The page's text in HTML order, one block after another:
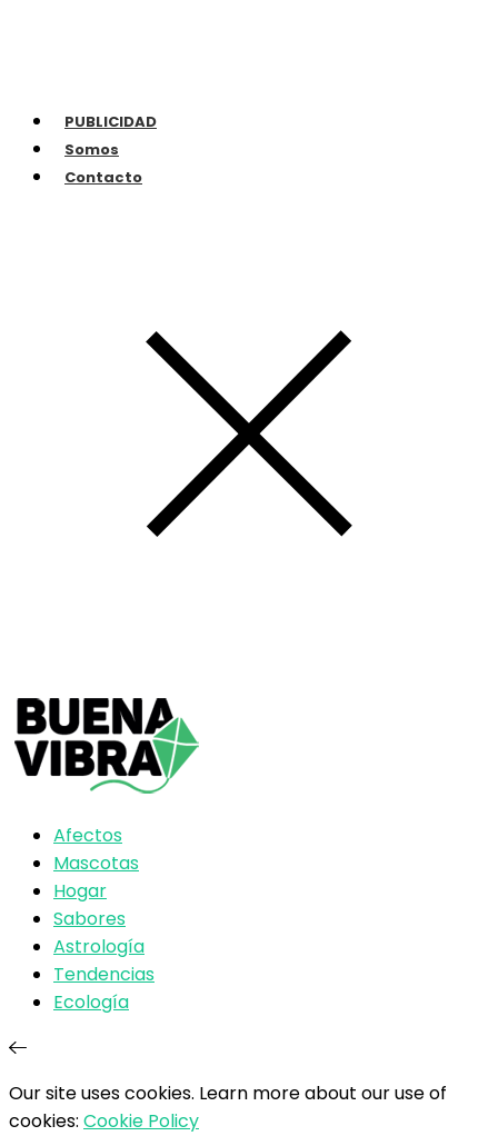
PUBLICIDAD
Somos
Contacto
Afectos
Mascotas
Hogar
Sabores
Astrología
Tendencias
Ecología
Our site uses cookies. Learn more about our use of
cookies: Cookie Policy